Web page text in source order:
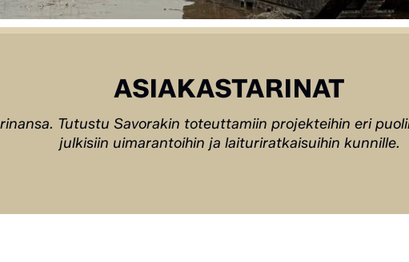
ASIAKASTARINAT
Tutustu Savorakin toteuttamiin projekteihin eri
julkisiin uimarantoihin ja laituriratkaisuihin kunnille.